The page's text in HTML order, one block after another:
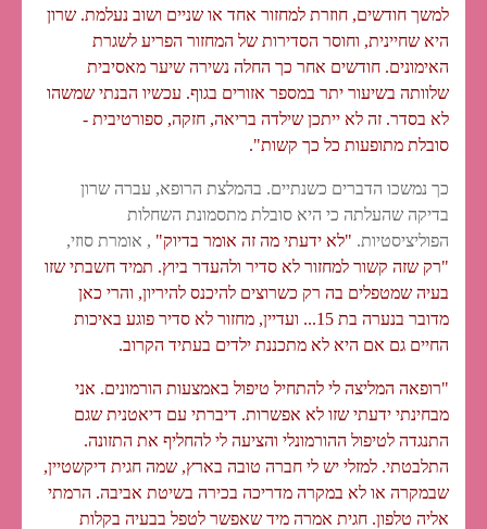
למשך חודשים, חוזרת למחזור אחד או שניים ושוב נעלמת. שרון
היא שחיינית, וחוסר הסדירות של המחזור הפריע לשגרת
האימונים. חודשים אחר כך החלה נשירה שיער מאסיבית
שלוותה בשיעור יתר במספר אזורים בגוף. עכשיו הבנתי שמשהו
לא בסדר. זה לא ייתכן שילדה בריאה, חזקה, ספורטיבית -
סובלת מתופעות כל כך קשות".
כך נמשכו הדברים כשנתיים. בהמלצת הרופא, עברה שרון
בדיקה שהעלתה כי היא סובלת מתסמונת השחלות
הפוליציסטיות. "לא ידעתי מה זה אומר בדיוק" , אומרת סוזי,
"רק שזה קשור למחזור לא סדיר ולהעדר ביוץ. תמיד חשבתי שזו
בעיה שמטפלים בה רק כשרוצים להיכנס להיריון, והרי כאן
מדובר בנערה בת 15... ועדיין, מחזור לא סדיר פוגע באיכות
החיים גם אם היא לא מתכננת ילדים בעתיד הקרוב.
"רופאה המליצה לי להתחיל טיפול באמצעות הורמונים. אני
מבחינתי ידעתי שזו לא אפשרות. דיברתי עם דיאטנית שגם
התנגדה לטיפול ההורמונלי והציעה לי להחליף את התזונה.
התלבטתי. למזלי יש לי חברה טובה בארץ, שמה חגית דיקשטיין,
שבמקרה או לא במקרה מדריכה בכירה בשיטת אביבה. הרמתי
אליה טלפון. חגית אמרה מיד שאפשר לטפל בבעיה בקלות